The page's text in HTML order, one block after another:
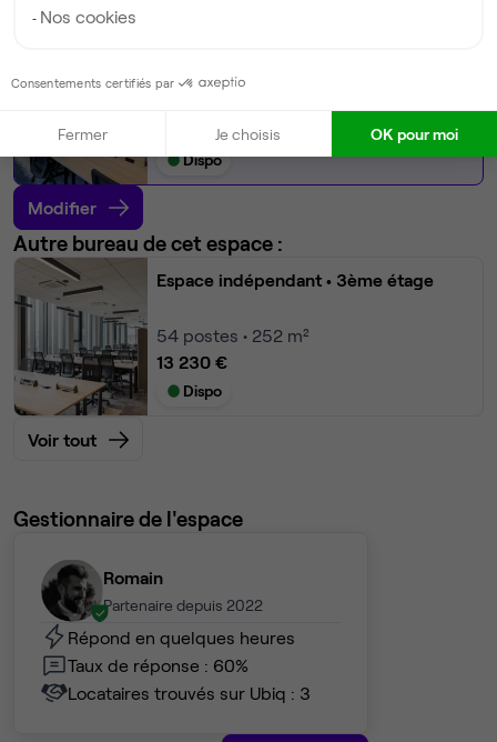
Ma sélection de bureau
Dispo
Modifier
Autre bureau de cet espace :
Espace indépendant • 3ème étage
54 postes • 252 m²
13 230 €
Dispo
Voir tout
Gestionnaire de l'espace
Romain
Partenaire depuis 2022
Répond en quelques heures
Taux de réponse : 60%
Locataires trouvés sur Ubiq : 3
Nos cookies
Consentements certifiés par
Fermer Je choisis OK pour moi